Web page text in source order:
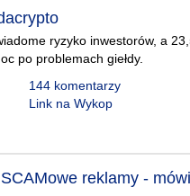
ryzyko inwestorów, a
po problemach giełdy.
144 komentarzy
Link na Wykop
reklamy -